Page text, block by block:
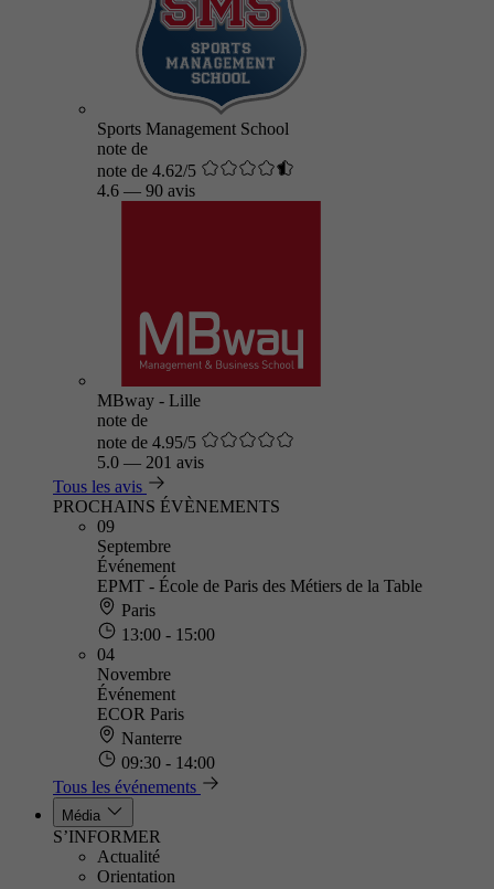
Sports Management School
note de
note de 4.62/5
4.6 — 90 avis
MBway - Lille
note de
note de 4.95/5
5.0 — 201 avis
Tous les avis
PROCHAINS ÉVÈNEMENTS
09
Septembre
Événement
EPMT - École de Paris des Métiers de la Table
Paris
13:00 - 15:00
04
Novembre
Événement
ECOR Paris
Nanterre
09:30 - 14:00
Tous les événements
Média
S’INFORMER
Actualité
Orientation